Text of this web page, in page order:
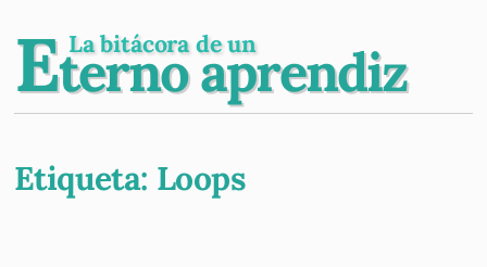
Eterno aprendiz
La bitácora de un
Etiqueta: Loops